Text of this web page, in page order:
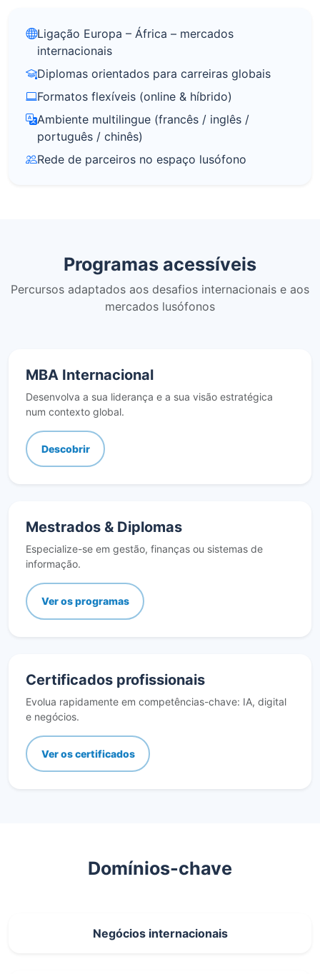
Ligação Europa – África – mercados
internacionais
Diplomas orientados para carreiras globais
Formatos flexíveis (online & híbrido)
Ambiente multilingue (francês / inglês /
português / chinês)
Rede de parceiros no espaço lusófono
Programas acessíveis
Percursos adaptados aos desafios internacionais e aos
mercados lusófonos
MBA Internacional
Desenvolva a sua liderança e a sua visão estratégica
num contexto global.
Descobrir
Mestrados & Diplomas
Especialize-se em gestão, finanças ou sistemas de
informação.
Ver os programas
Certificados profissionais
Evolua rapidamente em competências-chave: IA, digital
e negócios.
Ver os certificados
Domínios-chave
Negócios internacionais